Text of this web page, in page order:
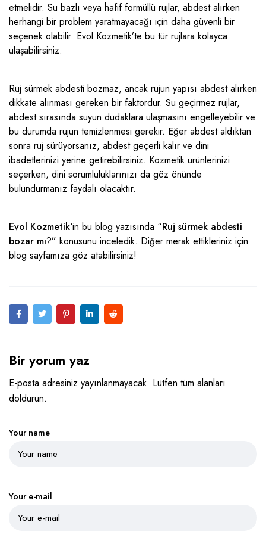
etmelidir. Su bazlı veya hafif formüllü rujlar, abdest alırken
herhangi bir problem yaratmayacağı için daha güvenli bir
seçenek olabilir. Evol Kozmetik’te bu tür rujlara kolayca
ulaşabilirsiniz.
Ruj sürmek abdesti bozmaz, ancak rujun yapısı abdest alırken
dikkate alınması gereken bir faktördür. Su geçirmez rujlar,
abdest sırasında suyun dudaklara ulaşmasını engelleyebilir ve
bu durumda rujun temizlenmesi gerekir. Eğer abdest aldıktan
sonra ruj sürüyorsanız, abdest geçerli kalır ve dini
ibadetlerinizi yerine getirebilirsiniz. Kozmetik ürünlerinizi
seçerken, dini sorumluluklarınızı da göz önünde
bulundurmanız faydalı olacaktır.
Evol Kozmetik‘in bu blog yazısında “Ruj sürmek abdesti
bozar mı?” konusunu inceledik. Diğer merak ettikleriniz için
blog sayfamıza göz atabilirsiniz!
Bir yorum yaz
E-posta adresiniz yayınlanmayacak. Lütfen tüm alanları
doldurun.
Your name
Your e-mail